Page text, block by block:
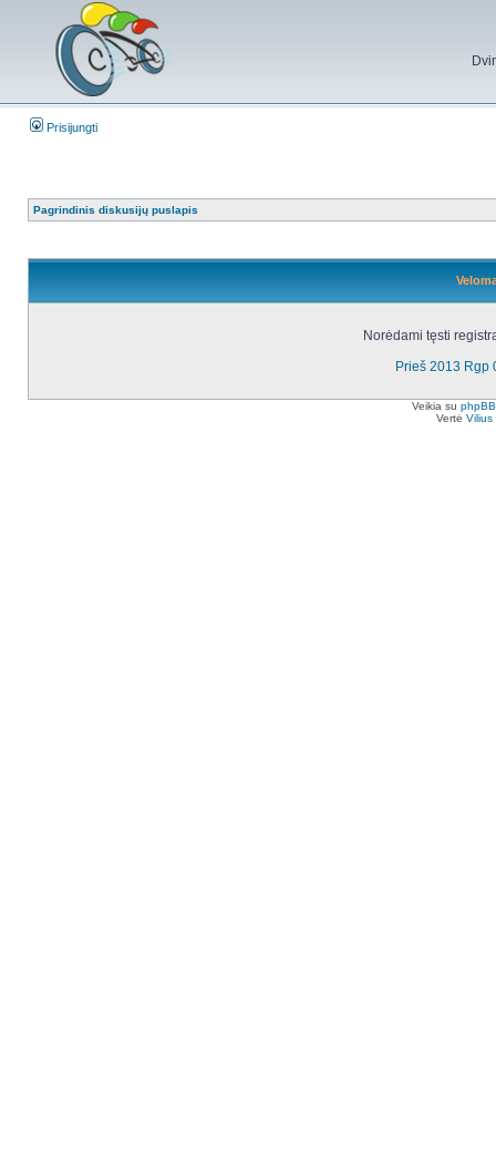
Prisijungti
Pagrindinis diskusijų puslapis
Norėdami tęsti
Prieš 2013 Rgp
Veikia su phpBB
Vertė Vilius